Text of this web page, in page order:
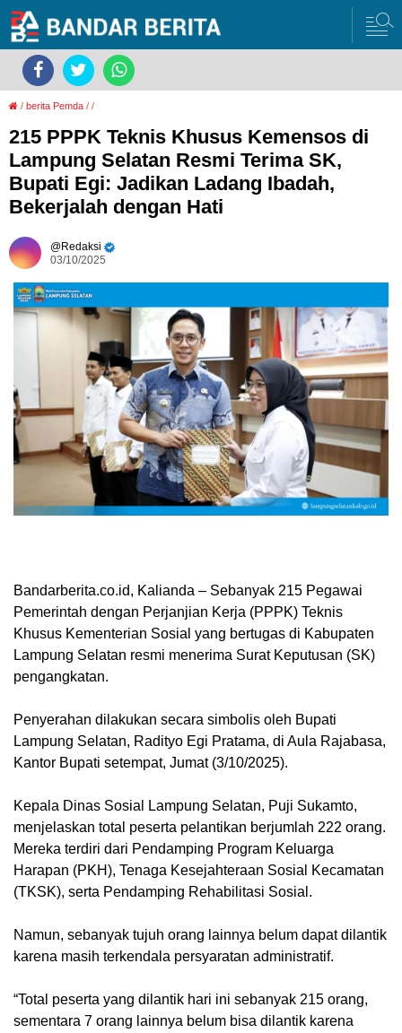
/ berita Pemda / /
215 PPPK Teknis Khusus Kemensos di
Lampung Selatan Resmi Terima SK,
Bupati Egi: Jadikan Ladang Ibadah,
Bekerjalah dengan Hati
Redaksi
03/10/2025
Bandarberita.co.id, Kalianda – Sebanyak 215 Pegawai
Pemerintah dengan Perjanjian Kerja (PPPK) Teknis
Khusus Kementerian Sosial yang bertugas di Kabupaten
Lampung Selatan resmi menerima Surat Keputusan (SK)
pengangkatan.
Penyerahan dilakukan secara simbolis oleh Bupati
Lampung Selatan, Radityo Egi Pratama, di Aula Rajabasa,
Kantor Bupati setempat, Jumat (3/10/2025).
Kepala Dinas Sosial Lampung Selatan, Puji Sukamto,
menjelaskan total peserta pelantikan berjumlah 222 orang.
Mereka terdiri dari Pendamping Program Keluarga
Harapan (PKH), Tenaga Kesejahteraan Sosial Kecamatan
(TKSK), serta Pendamping Rehabilitasi Sosial.
Namun, sebanyak tujuh orang lainnya belum dapat dilantik
karena masih terkendala persyaratan administratif.
“Total peserta yang dilantik hari ini sebanyak 215 orang,
sementara 7 orang lainnya belum bisa dilantik karena